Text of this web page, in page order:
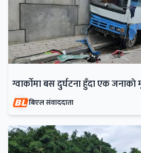
ग्वार्काेमा बस दुर्घटना हुँदा एक जनाकाे
बिएल संवाददाता